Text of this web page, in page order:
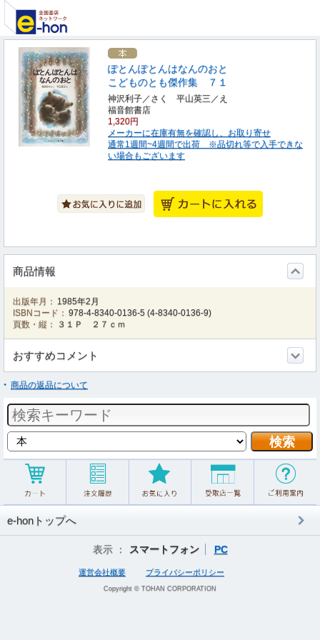
ぽとんぽとんはなんのおと
こどものとも傑作集 ７１
神沢利子／さく 平山英三／え
福音館書店
1,320円
メーカーに在庫有無を確認し、お取り寄せ
通常1週間~4週間で出荷 ※品切れ等で入手できな
い場合もございます
商品情報
出版年月： 1985年2月
ISBNコード： 978-4-8340-0136-5 (4-8340-0136-9)
頁数・縦：
３１Ｐ ２７ｃｍ
おすすめコメント
商品の返品について
e-honトップへ
表示 ： スマートフォン PC
運営会社概要 プライバシーポリシー
Copyright © TOHAN CORPORATION